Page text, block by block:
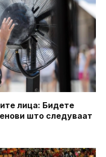
лица: Бидете
што следуваат